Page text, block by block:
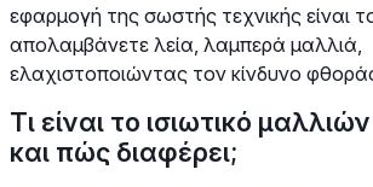
εφαρμογή της σωστής τεχνικής είναι
απολαμβάνετε λεία, λαμπερά μαλλιά,
ελαχιστοποιώντας τον κίνδυνο
Τι είναι το ισιωτικό
και πώς διαφέρει;